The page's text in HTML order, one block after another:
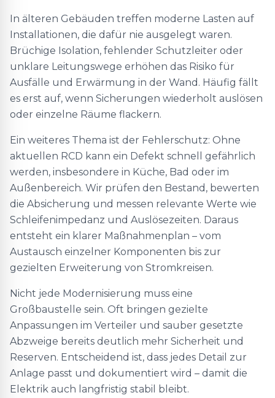
In älteren Gebäuden treffen moderne Lasten auf
Installationen, die dafür nie ausgelegt waren.
Brüchige Isolation, fehlender Schutzleiter oder
unklare Leitungswege erhöhen das Risiko für
Ausfälle und Erwärmung in der Wand. Häufig fällt
es erst auf, wenn Sicherungen wiederholt auslösen
oder einzelne Räume flackern.
Ein weiteres Thema ist der Fehlerschutz: Ohne
aktuellen RCD kann ein Defekt schnell gefährlich
werden, insbesondere in Küche, Bad oder im
Außenbereich. Wir prüfen den Bestand, bewerten
die Absicherung und messen relevante Werte wie
Schleifenimpedanz und Auslösezeiten. Daraus
entsteht ein klarer Maßnahmenplan – vom
Austausch einzelner Komponenten bis zur
gezielten Erweiterung von Stromkreisen.
Nicht jede Modernisierung muss eine
Großbaustelle sein. Oft bringen gezielte
Anpassungen im Verteiler und sauber gesetzte
Abzweige bereits deutlich mehr Sicherheit und
Reserven. Entscheidend ist, dass jedes Detail zur
Anlage passt und dokumentiert wird – damit die
Elektrik auch langfristig stabil bleibt.